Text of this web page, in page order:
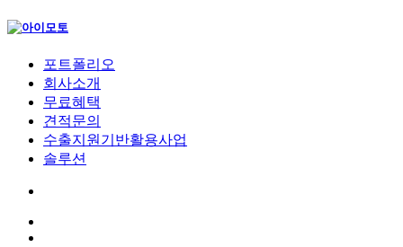
포트폴리오
회사소개
무료혜택
견적문의
수출지원기반활용사업
솔루션